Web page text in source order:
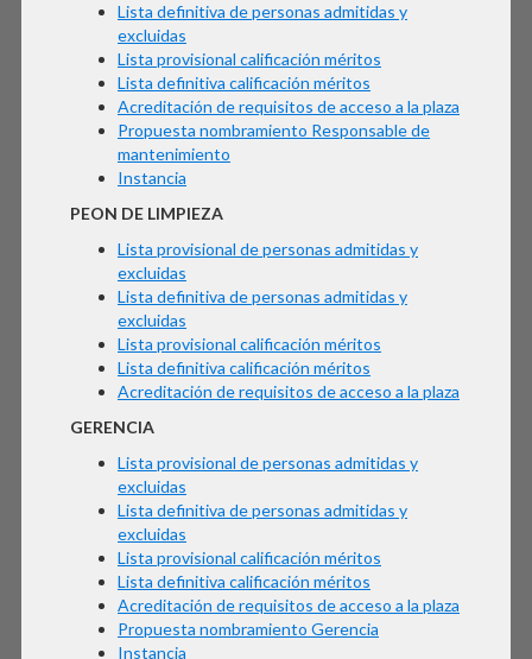
Lista definitiva de personas admitidas y
excluidas
Lista provisional calificación méritos
Lista definitiva calificación méritos
Acreditación de requisitos de acceso a la plaza
Propuesta nombramiento Responsable de
mantenimiento
Instancia
PEON DE LIMPIEZA
Lista provisional de personas admitidas y
excluidas
Lista definitiva de personas admitidas y
excluidas
Lista provisional calificación méritos
Lista definitiva calificación méritos
Acreditación de requisitos de acceso a la plaza
GERENCIA
Lista provisional de personas admitidas y
excluidas
Lista definitiva de personas admitidas y
excluidas
Lista provisional calificación méritos
Lista definitiva calificación méritos
Acreditación de requisitos de acceso a la plaza
Propuesta nombramiento Gerencia
Instancia